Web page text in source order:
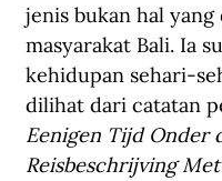
jenis bukan hal
masyarakat Bali. Ia
kehidupan sehari-
dilihat dari catatan
Eenigen Tijd Onder
Reisbeschrijving